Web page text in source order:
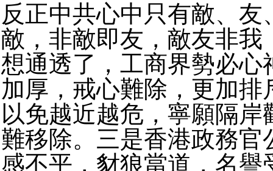
反正中共心中只有敵、友
敵，非敵即友，敵友非我
想通透了，工商界勢必心
加厚，戒心難除，更加排
以免越近越危，寧願隔岸
難移除。三是香港政務官
感不平，豺狼當道，名譽